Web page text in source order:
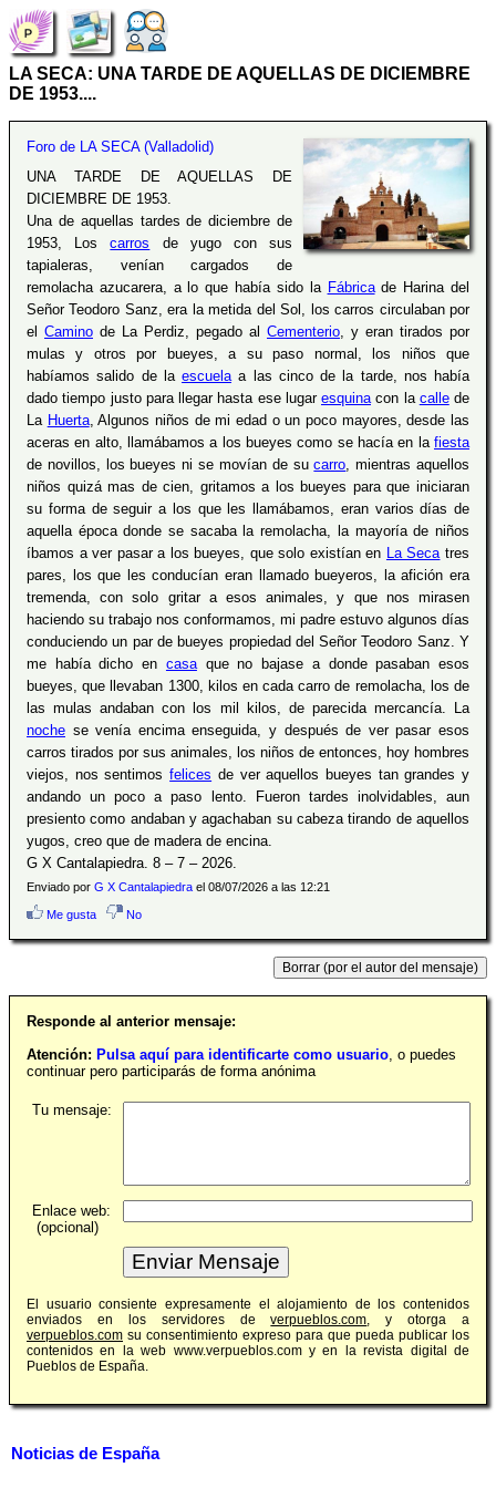
LA SECA: UNA TARDE DE AQUELLAS DE DICIEMBRE
DE 1953....
Foro de LA SECA (Valladolid)
UNA TARDE DE AQUELLAS DE
DICIEMBRE DE 1953.
Una de aquellas tardes de diciembre de
1953, Loscarros de yugo con sus
tapialeras, venían cargados de
remolacha azucarera, a lo que había sido la Fábricade Harina del
Señor Teodoro Sanz, era la metida del Sol, los carros circulaban por
el Camino de La Perdiz, pegado al Cementerio, y eran tirados por
mulas y otros por bueyes, a su paso normal, los niños que
habíamos salido de la escuelaa las cinco de la tarde, nos había
dado tiempo justo para llegar hasta ese lugar esquinacon la callede
La Huerta, Algunos niños de mi edad o un poco mayores, desde las
aceras en alto, llamábamos a los bueyes como se hacía en la fiesta
de novillos, los bueyes ni se movían de sucarro, mientras aquellos
niños quizá mas de cien, gritamos a los bueyes para que iniciaran
su forma de seguir a los que les llamábamos, eran varios días de
aquella época donde se sacaba la remolacha, la mayoría de niños
íbamos a ver pasar a los bueyes, que solo existían en La Secatres
pares, los que les conducían eran llamado bueyeros, la afición era
tremenda, con solo gritar a esos animales, y que nos mirasen
haciendo su trabajo nos conformamos, mi padre estuvo algunos días
conduciendo un par de bueyes propiedad del Señor Teodoro Sanz. Y
me había dicho en casaque no bajase a donde pasaban esos
bueyes, que llevaban 1300, kilos en cada carro de remolacha, los de
las mulas andaban con los mil kilos, de parecida mercancía. La
noche se venía encima enseguida, y después de ver pasar esos
carros tirados por sus animales, los niños de entonces, hoy hombres
viejos, nos sentimosfelices de ver aquellos bueyes tan grandes y
andando un poco a paso lento. Fueron tardes inolvidables, aun
presiento como andaban y agachaban su cabeza tirando de aquellos
yugos, creo que de madera de encina.
G X Cantalapiedra. 8 – 7 – 2026.
Enviado por G X Cantalapiedra el 08/07/2026 a las 12:21
Me gusta No
Responde al anterior mensaje:
Atención: Pulsa aquí para identificarte como usuario, o puedes
continuar pero participarás de forma anónima
Tu mensaje:
Enlace web:
(opcional)
El usuario consiente expresamente el alojamiento de los contenidos
enviados en los servidores deverpueblos.com, y otorga a
verpueblos.com su consentimiento expreso para que pueda publicar los
contenidos en la web www.verpueblos.com y en la revista digital de
Pueblos de España.
Noticias de España